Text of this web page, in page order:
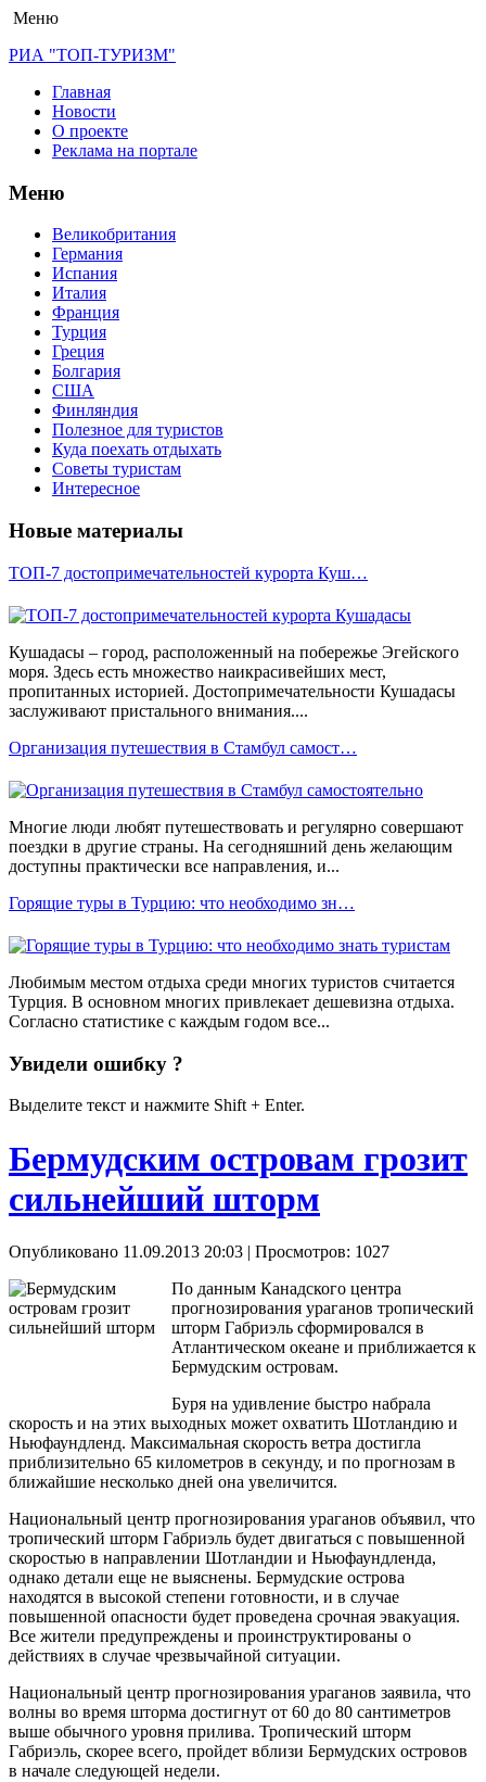
Меню
РИА "ТОП-ТУРИЗМ"
Главная
Новости
О проекте
Реклама на портале
Меню
Великобритания
Германия
Испания
Италия
Франция
Турция
Греция
Болгария
США
Финляндия
Полезное для туристов
Куда поехать отдыхать
Советы туристам
Интересное
Новые материалы
ТОП-7 достопримечательностей курорта Куш…
Кушадасы – город, расположенный на побережье Эгейского
моря. Здесь есть множество наикрасивейших мест,
пропитанных историей. Достопримечательности Кушадасы
заслуживают пристального внимания....
Организация путешествия в Стамбул самост…
Многие люди любят путешествовать и регулярно совершают
поездки в другие страны. На сегодняшний день желающим
доступны практически все направления, и...
Горящие туры в Турцию: что необходимо зн…
Любимым местом отдыха среди многих туристов считается
Турция. В основном многих привлекает дешевизна отдыха.
Согласно статистике с каждым годом все...
Увидели ошибку ?
Выделите текст и нажмите Shift + Enter.
Бермудским островам грозит
сильнейший шторм
Опубликовано 11.09.2013 20:03 | Просмотров: 1027
По данным Канадского центра
прогнозирования ураганов тропический
шторм Габриэль сформировался в
Атлантическом океане и приближается к
Бермудским островам.
Буря на удивление быстро набрала
скорость и на этих выходных может охватить Шотландию и
Ньюфаундленд. Максимальная скорость ветра достигла
приблизительно 65 километров в секунду, и по прогнозам в
ближайшие несколько дней она увеличится.
Национальный центр прогнозирования ураганов объявил, что
тропический шторм Габриэль будет двигаться с повышенной
скоростью в направлении Шотландии и Ньюфаундленда,
однако детали еще не выяснены. Бермудские острова
находятся в высокой степени готовности, и в случае
повышенной опасности будет проведена срочная эвакуация.
Все жители предупреждены и проинструктированы о
действиях в случае чрезвычайной ситуации.
Национальный центр прогнозирования ураганов заявила, что
волны во время шторма достигнут от 60 до 80 сантиметров
выше обычного уровня прилива. Тропический шторм
Габриэль, скорее всего, пройдет вблизи Бермудских островов
в начале следующей недели.